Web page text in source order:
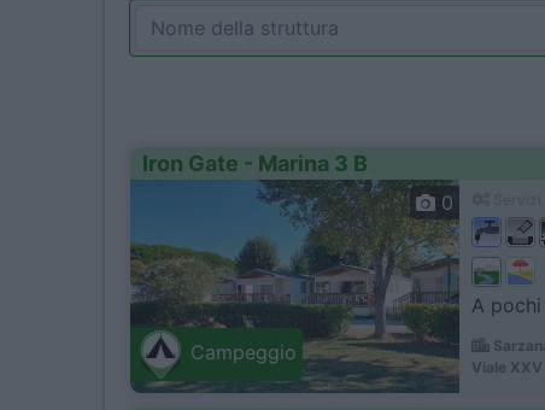
Iron Gate - Marina 3 B
Campeggio
0
A
Viale